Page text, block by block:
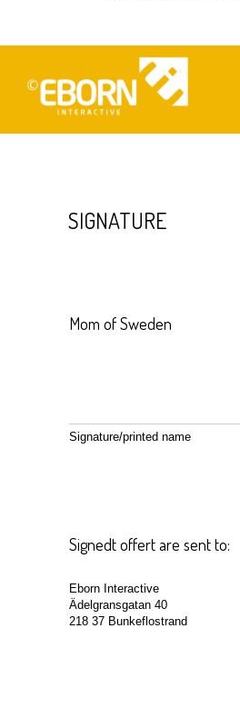
SIGNATURE
Mom of Sweden
Signature/printed name
Signedt offert are sent to:
Eborn Interactive
Ädelgransgatan 40
218 37 Bunkeflostrand